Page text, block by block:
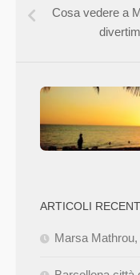
Cosa vedere a
ARTICOLI
Marsa